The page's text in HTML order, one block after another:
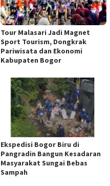
Tour Malasari Jadi Magnet
Sport Tourism, Dongkrak
Pariwisata dan Ekonomi
Kabupaten Bogor
Ekspedisi Bogor Biru di
Pangradin Bangun Kesadaran
Masyarakat Sungai Bebas
Sampah